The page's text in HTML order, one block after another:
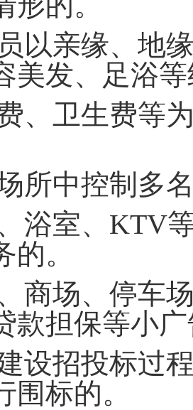
以亲缘、地
美发、足浴
、卫生费等
所中控制多
浴室、KTV
。
商场、停车
款担保等小
设招投标过
围标的。